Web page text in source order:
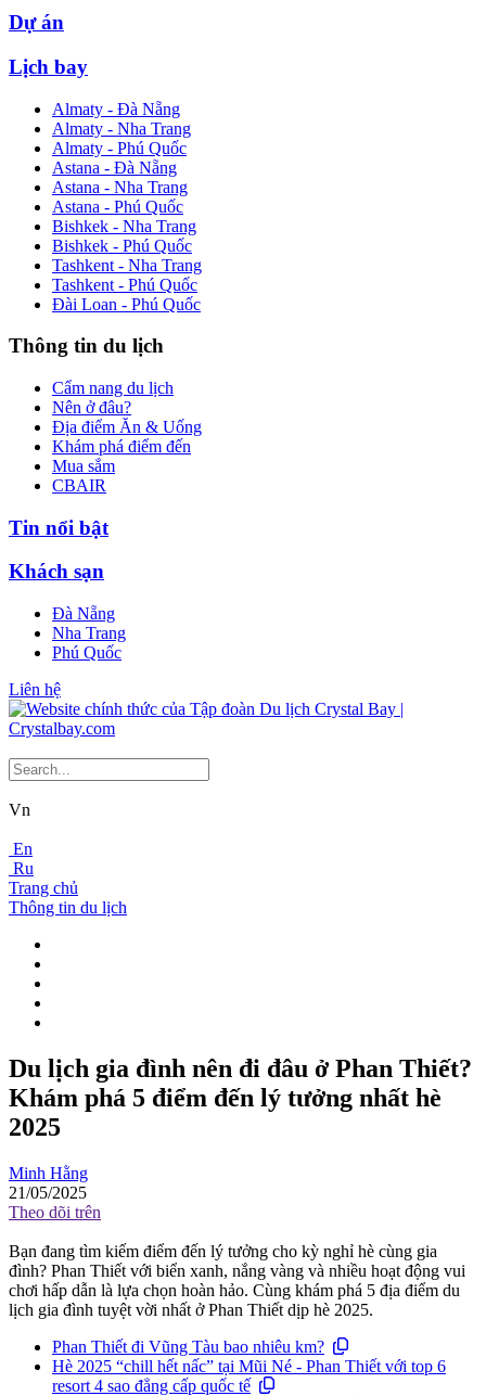
Dự án
Lịch bay
Almaty - Đà Nẵng
Almaty - Nha Trang
Almaty - Phú Quốc
Astana - Đà Nẵng
Astana - Nha Trang
Astana - Phú Quốc
Bishkek - Nha Trang
Bishkek - Phú Quốc
Tashkent - Nha Trang
Tashkent - Phú Quốc
Đài Loan - Phú Quốc
Thông tin du lịch
Cẩm nang du lịch
Nên ở đâu?
Địa điểm Ăn & Uống
Khám phá điểm đến
Mua sắm
CBAIR
Tin nổi bật
Khách sạn
Đà Nẵng
Nha Trang
Phú Quốc
Liên hệ
Vn
En
Ru
Trang chủ
Thông tin du lịch
Du lịch gia đình nên đi đâu ở Phan Thiết?
Khám phá 5 điểm đến lý tưởng nhất hè
2025
Minh Hằng
21/05/2025
Theo dõi trên
Bạn đang tìm kiếm điểm đến lý tưởng cho kỳ nghỉ hè cùng gia
đình? Phan Thiết với biển xanh, nắng vàng và nhiều hoạt động vui
chơi hấp dẫn là lựa chọn hoàn hảo. Cùng khám phá 5 địa điểm du
lịch gia đình tuyệt vời nhất ở Phan Thiết dịp hè 2025.
Phan Thiết đi Vũng Tàu bao nhiêu km?
Hè 2025 “chill hết nấc” tại Mũi Né - Phan Thiết với top 6
resort 4 sao đẳng cấp quốc tế